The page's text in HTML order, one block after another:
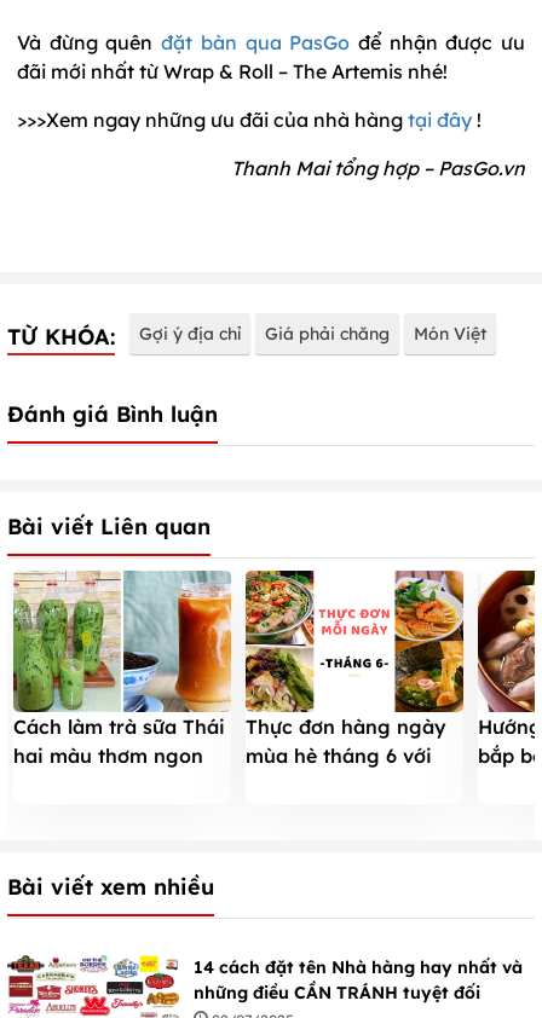
Và đừng quênđặt bàn qua PasGo để nhận được ưu
đãi mới nhất từ Wrap & Roll – The Artemis nhé!
>>>Xem ngay những ưu đãi của nhà hàng tại đây !
Thanh Mai tổng hợp – PasGo.vn
TỪ KHÓA: Gợi ý địa chỉ Giá phải chăng Món Việt
Đánh giá Bình luận
Bài viết Liên quan
Cách làm trà sữa Thái
hai màu thơm ngon
Thực đơn hàng ngày
mùa hè tháng 6 với
bắp
Bài viết xem nhiều
14 cách đặt tên Nhà hàng hay nhất và
những điều CẦN TRÁNH tuyệt đối